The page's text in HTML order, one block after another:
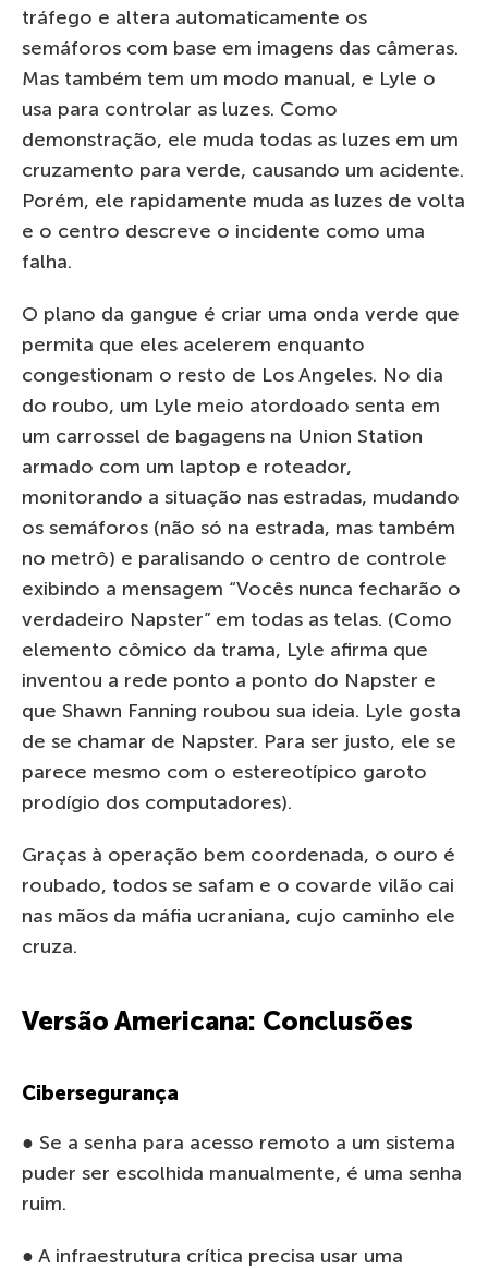
tráfego e altera automaticamente os
semáforos com base em imagens das câmeras.
Mas também tem um modo manual, e Lyle o
usa para controlar as luzes. Como
demonstração, ele muda todas as luzes em um
cruzamento para verde, causando um acidente.
Porém, ele rapidamente muda as luzes de volta
e o centro descreve o incidente como uma
falha.
O plano da gangue é criar uma onda verde que
permita que eles acelerem enquanto
congestionam o resto de Los Angeles. No dia
do roubo, um Lyle meio atordoado senta em
um carrossel de bagagens na Union Station
armado com um laptop e roteador,
monitorando a situação nas estradas, mudando
os semáforos (não só na estrada, mas também
no metrô) e paralisando o centro de controle
exibindo a mensagem “Vocês nunca fecharão o
verdadeiro Napster” em todas as telas. (Como
elemento cômico da trama, Lyle afirma que
inventou a rede ponto a ponto do Napster e
que Shawn Fanning roubou sua ideia. Lyle gosta
de se chamar de Napster. Para ser justo, ele se
parece mesmo com o estereotípico garoto
prodígio dos computadores).
Graças à operação bem coordenada, o ouro é
roubado, todos se safam e o covarde vilão cai
nas mãos da máfia ucraniana, cujo caminho ele
cruza.
Versão Americana: Conclusões
Cibersegurança
● Se a senha para acesso remoto a um sistema
puder ser escolhida manualmente, é uma senha
ruim.
● A infraestrutura crítica precisa usar uma